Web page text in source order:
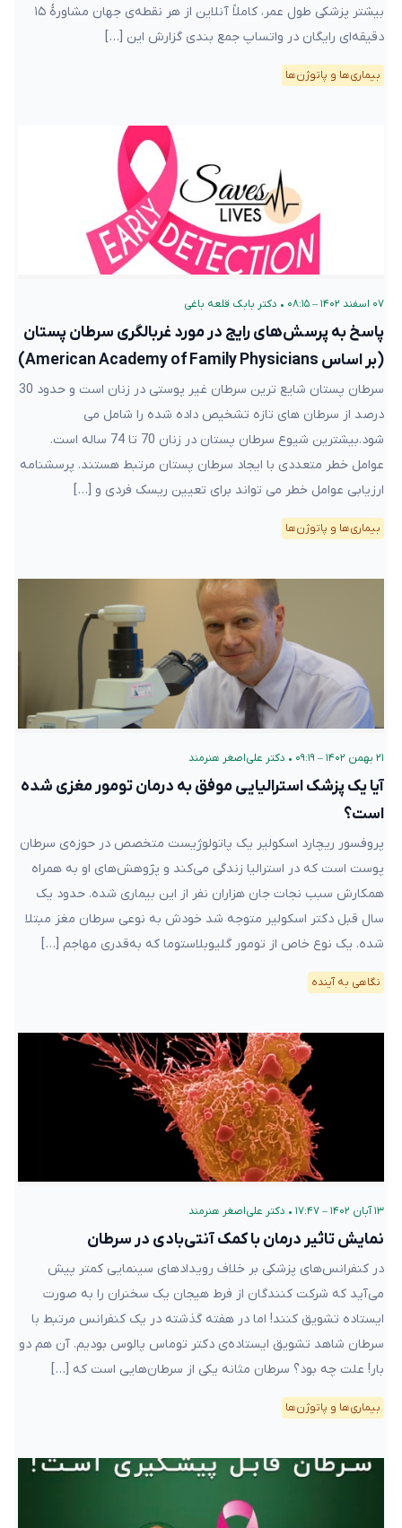
بیشتر پزشکی طول عمر، کاملاً آنلاین از هر نقطه‌ی جهان مشاورهٔ ۱۵
دقیقه‌ای رایگان در واتساپ جمع بندی گزارش این […]
بیماری‌ها و پاتوژن‌ها
۰۷ اسفند ۱۴۰۲ – ۰۸:۱۵ • دکتر بابک قلعه‌ باغی
پاسخ به پرسش‌های رایج در مورد غربالگری سرطان پستان
(بر اساس American Academy of Family Physicians)
سرطان پستان شایع ترین سرطان غیر پوستی در زنان است و حدود 30
درصد از سرطان های تازه تشخیص داده شده را شامل می
شود.بیشترین شیوع سرطان پستان در زنان 70 تا 74 ساله است.
عوامل خطر متعددی با ایجاد سرطان پستان مرتبط هستند. پرسشنامه
ارزیابی عوامل خطر می تواند برای تعیین ریسک فردی و […]
بیماری‌ها و پاتوژن‌ها
۲۱ بهمن ۱۴۰۲ – ۰۹:۱۹ • دکتر علی‌اصغر هنرمند
آیا یک پزشک استرالیایی موفق به درمان تومور مغزی شده
است؟
پروفسور ریچارد اسکولیر یک پاتولوژیست متخصص در حوزه‌ی سرطان
پوست است که در استرالیا زندگی می‌کند و پژوهش‌های او به همراه
همکارش سبب نجات جان هزاران نفر از این بیماری شده. حدود یک
سال قبل دکتر اسکولیر متوجه شد خودش به نوعی سرطان مغز مبتلا
شده. یک نوع خاص از تومور گلیوبلاستوما که به‌قدری مهاجم […]
نگاهی به آینده
۱۳ آبان ۱۴۰۲ – ۱۷:۴۷ • دکتر علی‌اصغر هنرمند
نمایش تاثیر درمان‌‌ با کمک آنتی‌بادی در سرطان
در کنفرانس‌های پزشکی بر خلاف رویدادهای سینمایی کمتر پیش
می‌آید که شرکت کنندگان از فرط هیجان یک سخنران را به صورت
ایستاده تشویق کنند! اما در هفته گذشته در یک کنفرانس مرتبط با
سرطان شاهد تشویق ایستاده‌ی دکتر توماس پالوس بودیم. آن هم دو
بار! علت چه بود؟ سرطان مثانه یکی از سرطان‌هایی است که […]
بیماری‌ها و پاتوژن‌ها